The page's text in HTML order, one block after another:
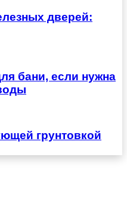
дверей:
бани, если нужна
грунтовкой